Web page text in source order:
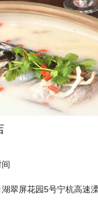
翠屏花园5号宁杭高速